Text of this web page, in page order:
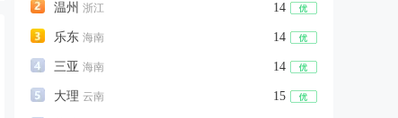
温州 浙江 14
乐东 海南 14
三亚 海南 14
大理 云南 15